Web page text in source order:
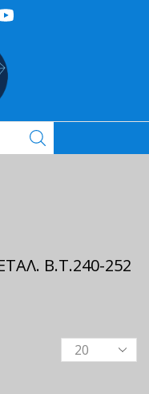
Β.Τ.240-252